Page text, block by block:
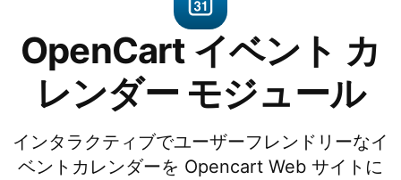
OpenCart イベント カ
レンダー モジュール
インタラクティブでユーザーフレンドリーなイ
ベントカレンダーを Opencart Web サイトに